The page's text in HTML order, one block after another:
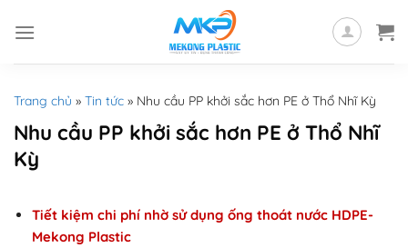
Trang chủ » Tin tức » Nhu cầu PP khởi sắc hơn PE ở Thổ Nhĩ Kỳ
Nhu cầu PP khởi sắc hơn PE ở Thổ Nhĩ
Kỳ
Tiết kiệm chi phí nhờ sử dụng ống thoát nước HDPE-
Mekong Plastic